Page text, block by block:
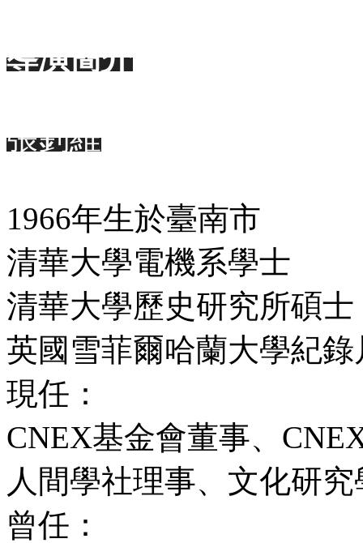
導演簡介
張釗維
1966年生於臺南市
清華大學電機系學士
清華大學歷史研究所碩士
英國雪菲爾哈蘭大學紀
現任：
CNEX基金會董事、
人間學社理事、文化研
曾任：